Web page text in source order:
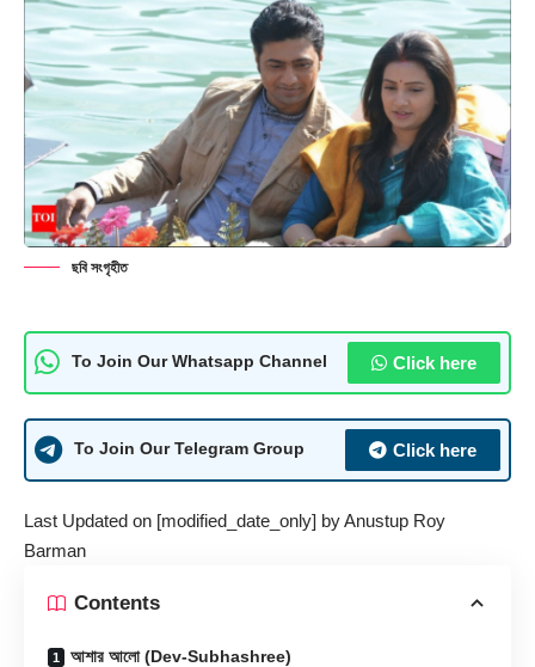
ছবি সংগৃহীত
To Join Our Whatsapp Channel Click here
To Join Our Telegram Group Click here
Last Updated on [modified_date_only] byAnustup Roy
Barman
Contents
আশার আলো (Dev-Subhashree)